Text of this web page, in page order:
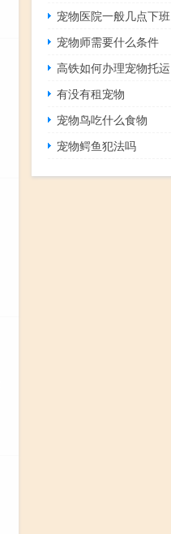
宠物医院一般几点下班
宠物师需要什么条件
高铁如何办理宠物托运
有没有租宠物
宠物鸟吃什么食物
宠物鳄鱼犯法吗